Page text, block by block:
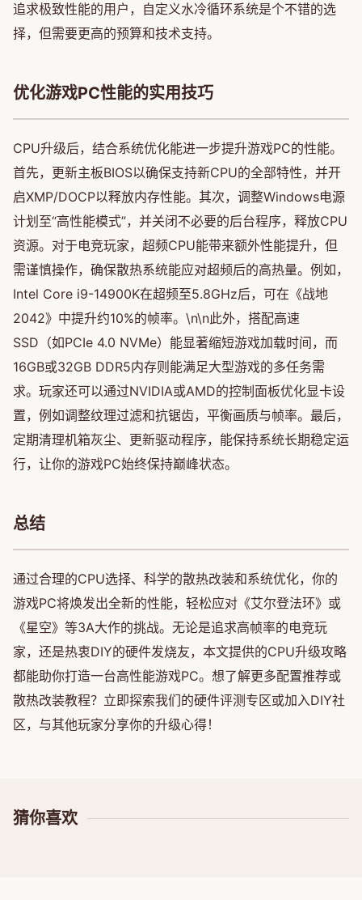
追求极致性能的用户，自定义水冷循环系统是个不错的选
择，但需要更高的预算和技术支持。
优化游戏PC性能的实用技巧
CPU升级后，结合系统优化能进一步提升游戏PC的性能。
首先，更新主板BIOS以确保支持新CPU的全部特性，并开
启XMP/DOCP以释放内存性能。其次，调整Windows电源
计划至“高性能模式”，并关闭不必要的后台程序，释放CPU
资源。对于电竞玩家，超频CPU能带来额外性能提升，但
需谨慎操作，确保散热系统能应对超频后的高热量。例如，
Intel Core i9-14900K在超频至5.8GHz后，可在《战地
2042》中提升约10%的帧率。\n\n此外，搭配高速
SSD（如PCIe 4.0 NVMe）能显著缩短游戏加载时间，而
16GB或32GB DDR5内存则能满足大型游戏的多任务需
求。玩家还可以通过NVIDIA或AMD的控制面板优化显卡设
置，例如调整纹理过滤和抗锯齿，平衡画质与帧率。最后，
定期清理机箱灰尘、更新驱动程序，能保持系统长期稳定运
行，让你的游戏PC始终保持巅峰状态。
总结
通过合理的CPU选择、科学的散热改装和系统优化，你的
游戏PC将焕发出全新的性能，轻松应对《艾尔登法环》或
《星空》等3A大作的挑战。无论是追求高帧率的电竞玩
家，还是热衷DIY的硬件发烧友，本文提供的CPU升级攻略
都能助你打造一台高性能游戏PC。想了解更多配置推荐或
散热改装教程？立即探索我们的硬件评测专区或加入DIY社
区，与其他玩家分享你的升级心得！
猜你喜欢